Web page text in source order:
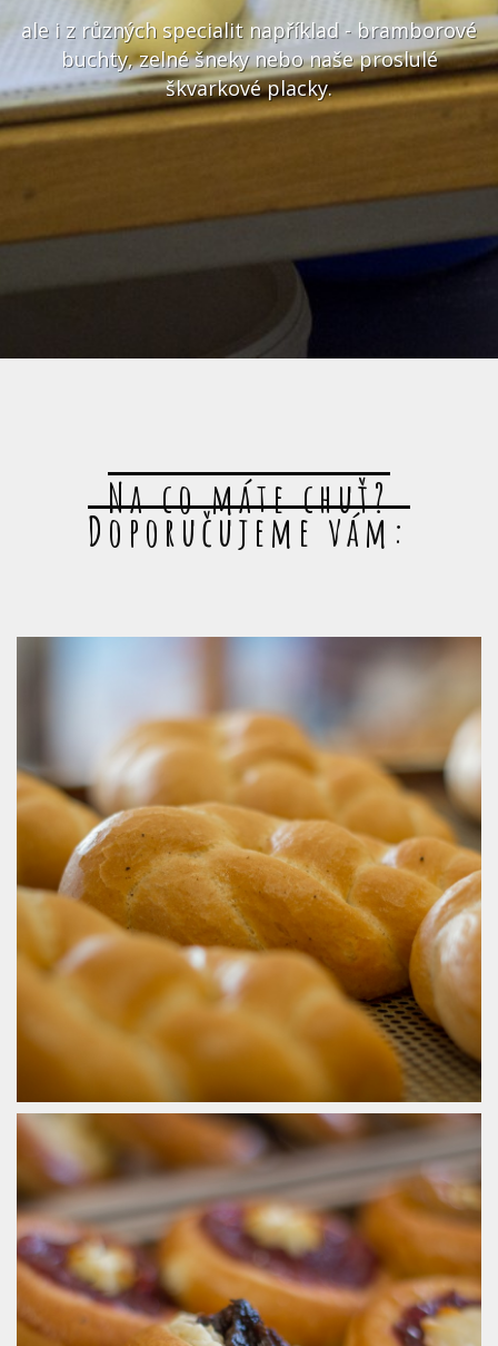
ale i z různých specialit například - bramborové
buchty, zelné šneky nebo naše proslulé
škvarkové placky.
Na co máte chuť?
Doporučujeme vám: